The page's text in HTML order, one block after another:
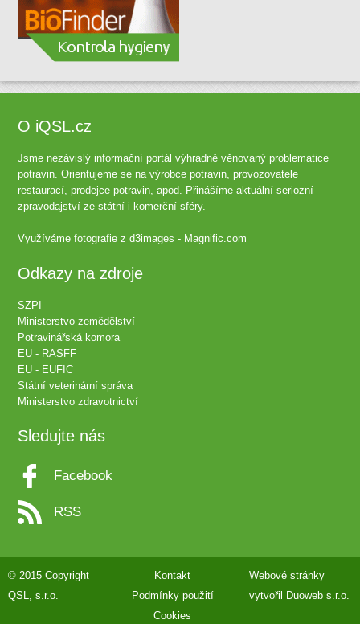
O iQSL.cz
Jsme nezávislý informační portál výhradně věnovaný problematice
potravin. Orientujeme se na výrobce potravin, provozovatele
restaurací, prodejce potravin, apod. Přinášíme aktuální seriozní
zpravodajství ze státní i komerční sféry.
Využíváme fotografie zd3images - Magnific.com
Odkazy na zdroje
SZPI
Ministerstvo zemědělství
Potravinářská komora
EU - RASFF
EU - EUFIC
Státní veterinární správa
Ministerstvo zdravotnictví
Sledujte nás
Facebook
RSS
© 2015 Copyright
QSL, s.r.o.
Kontakt
Podmínky použití
Cookies
Webové stránky
vytvořil
Duoweb s.r.o.